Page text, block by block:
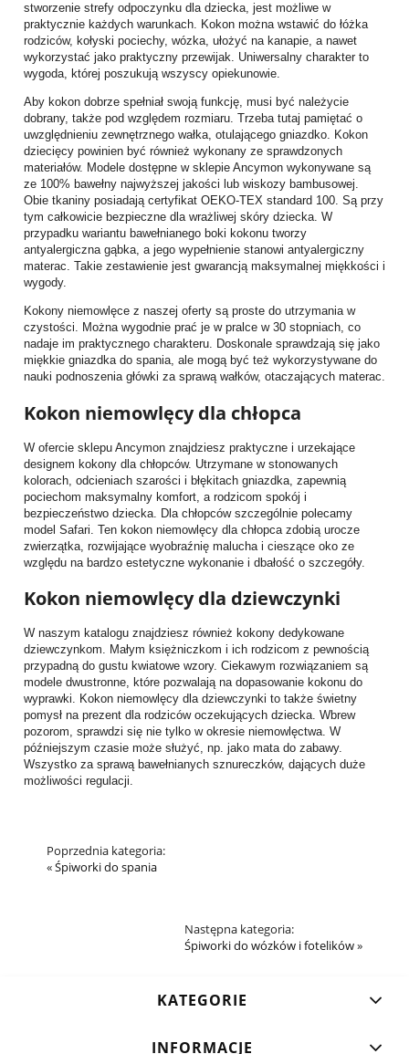
stworzenie strefy odpoczynku dla dziecka, jest możliwe w
praktycznie każdych warunkach. Kokon można wstawić do łóżka
rodziców, kołyski pociechy, wózka, ułożyć na kanapie, a nawet
wykorzystać jako praktyczny przewijak. Uniwersalny charakter to
wygoda, której poszukują wszyscy opiekunowie.
Aby kokon dobrze spełniał swoją funkcję, musi być należycie
dobrany, także pod względem rozmiaru. Trzeba tutaj pamiętać o
uwzględnieniu zewnętrznego wałka, otulającego gniazdko. Kokon
dziecięcy powinien być również wykonany ze sprawdzonych
materiałów. Modele dostępne w sklepie Ancymon wykonywane są
ze 100% bawełny najwyższej jakości lub wiskozy bambusowej.
Obie tkaniny posiadają certyfikat OEKO-TEX standard 100. Są przy
tym całkowicie bezpieczne dla wrażliwej skóry dziecka. W
przypadku wariantu bawełnianego boki kokonu tworzy
antyalergiczna gąbka, a jego wypełnienie stanowi antyalergiczny
materac. Takie zestawienie jest gwarancją maksymalnej miękkości i
wygody.
Kokony niemowlęce z naszej oferty są proste do utrzymania w
czystości. Można wygodnie prać je w pralce w 30 stopniach, co
nadaje im praktycznego charakteru. Doskonale sprawdzają się jako
miękkie gniazdka do spania, ale mogą być też wykorzystywane do
nauki podnoszenia główki za sprawą wałków, otaczających materac.
Kokon niemowlęcy dla chłopca
W ofercie sklepu Ancymon znajdziesz praktyczne i urzekające
designem kokony dla chłopców. Utrzymane w stonowanych
kolorach, odcieniach szarości i błękitach gniazdka, zapewnią
pociechom maksymalny komfort, a rodzicom spokój i
bezpieczeństwo dziecka. Dla chłopców szczególnie polecamy
model Safari. Ten kokon niemowlęcy dla chłopca zdobią urocze
zwierzątka, rozwijające wyobraźnię malucha i cieszące oko ze
względu na bardzo estetyczne wykonanie i dbałość o szczegóły.
Kokon niemowlęcy dla dziewczynki
W naszym katalogu znajdziesz również kokony dedykowane
dziewczynkom. Małym księżniczkom i ich rodzicom z pewnością
przypadną do gustu kwiatowe wzory. Ciekawym rozwiązaniem są
modele dwustronne, które pozwalają na dopasowanie kokonu do
wyprawki. Kokon niemowlęcy dla dziewczynki to także świetny
pomysł na prezent dla rodziców oczekujących dziecka. Wbrew
pozorom, sprawdzi się nie tylko w okresie niemowlęctwa. W
późniejszym czasie może służyć, np. jako mata do zabawy.
Wszystko za sprawą bawełnianych sznureczków, dających duże
możliwości regulacji.
Poprzednia kategoria:
«Śpiworki do spania
Następna kategoria:
Śpiworki do wózków i fotelików»
KATEGORIE
INFORMACJE